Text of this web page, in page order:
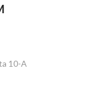
10-A